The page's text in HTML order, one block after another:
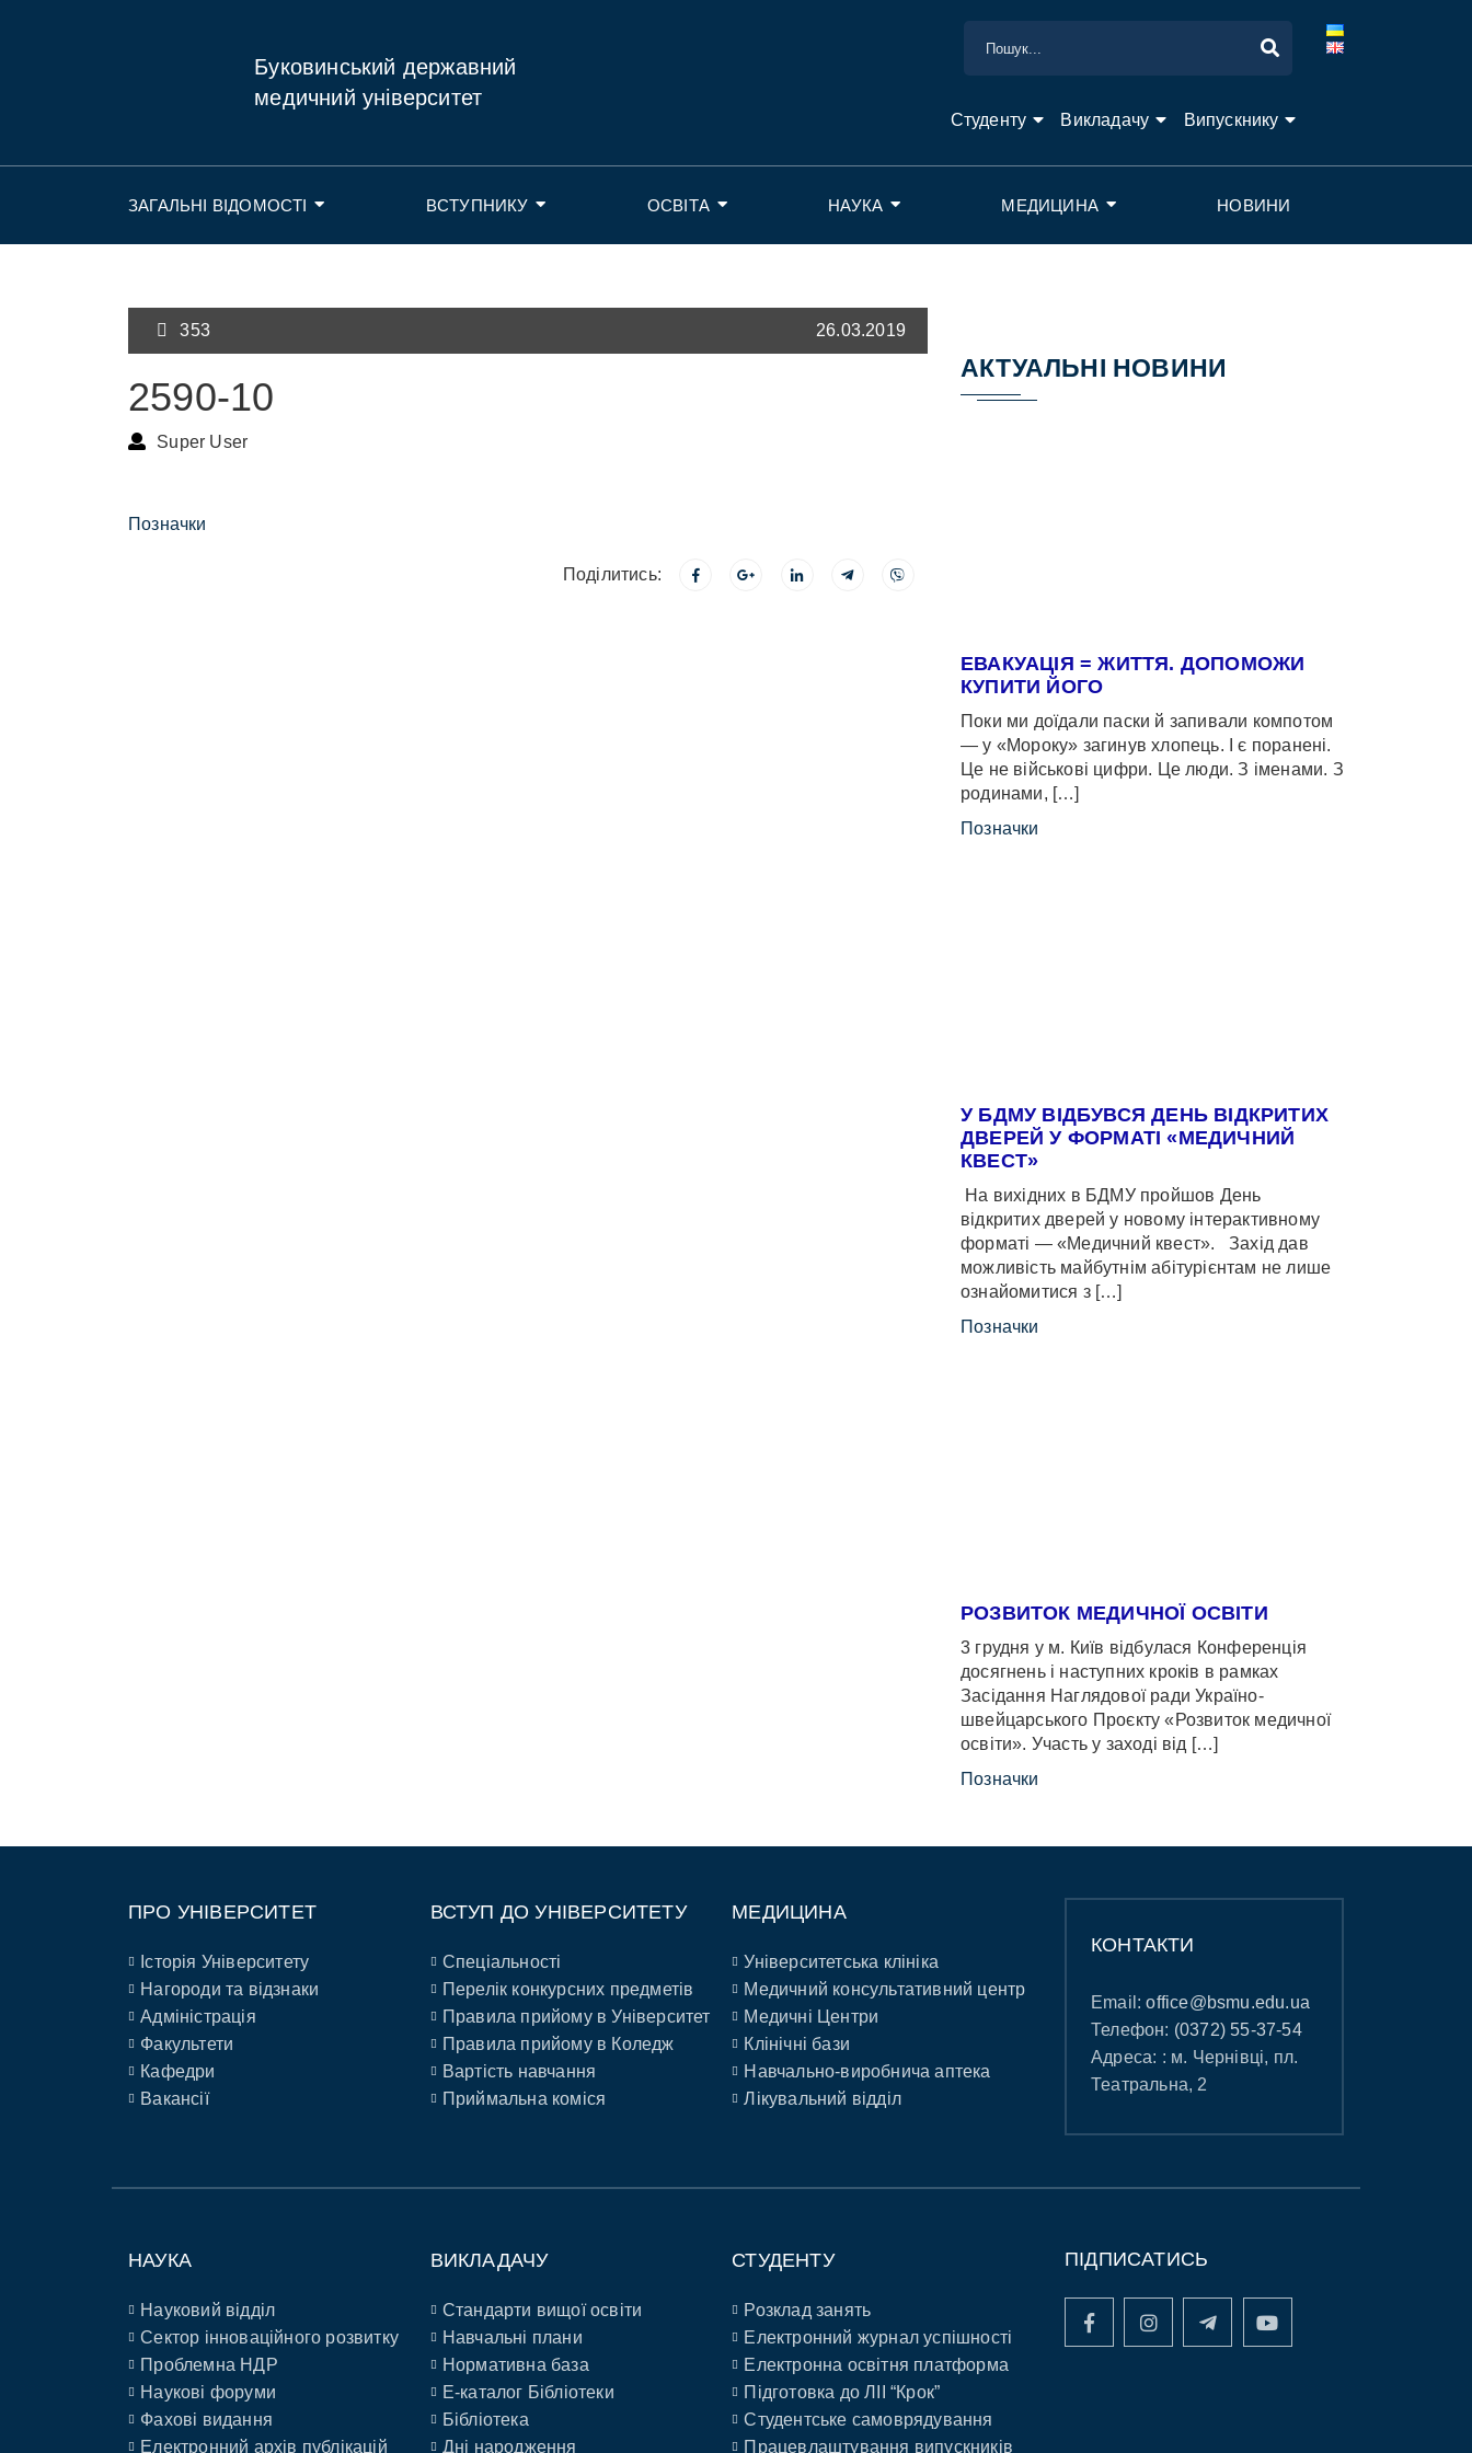
Буковинський державний
медичний університет
Студенту Викладачу Випускнику
ЗАГАЛЬНІ ВІДОМОСТІ ВСТУПНИКУ ОСВІТА НАУКА МЕДИЦИНА НОВИНИ
353 26.03.2019
2590-10
Super User
Позначки
Поділитись:
АКТУАЛЬНІ НОВИНИ
ЕВАКУАЦІЯ = ЖИТТЯ. ДОПОМОЖИ
КУПИТИ ЙОГО
Поки ми доїдали паски й запивали компотом
— у «Мороку» загинув хлопець. І є поранені.
Це не військові цифри. Це люди. З іменами. З
родинами, […]
Позначки
У БДМУ ВІДБУВСЯ ДЕНЬ ВІДКРИТИХ
ДВЕРЕЙ У ФОРМАТІ «МЕДИЧНИЙ
КВЕСТ»
На вихідних в БДМУ пройшов День
відкритих дверей у новому інтерактивному
форматі — «Медичний квест». Захід дав
можливість майбутнім абітурієнтам не лише
ознайомитися з […]
Позначки
РОЗВИТОК МЕДИЧНОЇ ОСВІТИ
3 грудня у м. Київ відбулася Конференція
досягнень і наступних кроків в рамках
Засідання Наглядової ради Україно-
швейцарського Проєкту «Розвиток медичної
освіти». Участь у заході від […]
Позначки
ПРО УНІВЕРСИТЕТ
Історія Університету
Нагороди та відзнаки
Адміністрація
Факультети
Кафедри
Вакансії
ВСТУП ДО УНІВЕРСИТЕТУ
Спеціальності
Перелік конкурсних предметів
Правила прийому в Університет
Правила прийому в Коледж
Вартість навчання
Приймальна коміся
МЕДИЦИНА
Університетська клініка
Медичний консультативний центр
Медичні Центри
Клінічні бази
Навчально-виробнича аптека
Лікувальний відділ
КОНТАКТИ
Email:office@bsmu.edu.ua
Телефон: (0372) 55-37-54
Адреса: : м. Чернівці, пл.
Театральна, 2
НАУКА
Науковий відділ
Сектор інноваційного розвитку
Проблемна НДР
Наукові форуми
Фахові видання
Електронний архів публікацій
ВИКЛАДАЧУ
Стандарти вищої освіти
Навчальні плани
Нормативна база
E-каталог Бібліотеки
Бібліотека
Дні народження
СТУДЕНТУ
Розклад занять
Електронний журнал успішності
Електронна освітня платформа
Підготовка до ЛІІ “Крок”
Студентське самоврядування
Працевлаштування випускників
ПІДПИСАТИСЬ